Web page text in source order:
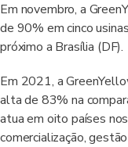
Em novembro, a
de 90% em cinco
próximo a Brasília (DF).
Em 2021, a
alta de 83% na
atua em oito países
comercialização,